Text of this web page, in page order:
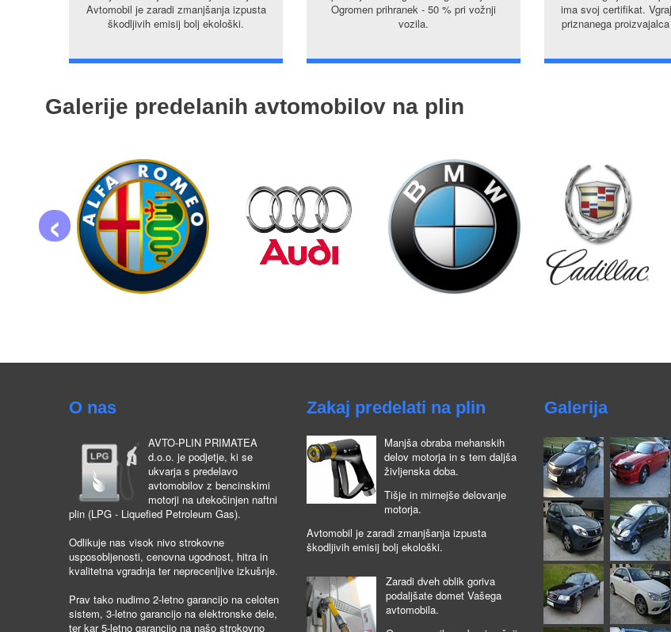
Avtomobil je zaradi zmanjšanja izpusta
škodljivih emisij bolj ekološki.
Ogromen prihranek - 50 % pri vožnji
vozila.
ima svoj certifikat.
priznanega proizvajalca
Galerije predelanih avtomobilov na plin
‹
O nas
AVTO-PLIN PRIMATEA
d.o.o. je podjetje, ki se
ukvarja s predelavo
avtomobilov z bencinskimi
motorji na utekočinjen naftni
plin (LPG - Liquefied Petroleum Gas).
Odlikuje nas visok nivo strokovne
usposobljenosti, cenovna ugodnost, hitra in
kvalitetna vgradnja ter neprecenljive izkušnje.
Prav tako nudimo 2-letno garancijo na celoten
sistem, 3-letno garancijo na elektronske dele,
ter kar 5-letno garancijo na našo strokovno
Zakaj predelati na plin
Manjša obraba mehanskih
delov motorja in s tem daljša
življenska doba.
Tišje in mirnejše delovanje
motorja.
Avtomobil je zaradi zmanjšanja izpusta
škodljivih emisij bolj ekološki.
Zaradi dveh oblik goriva
podaljšate domet Vašega
avtomobila.
Galerija